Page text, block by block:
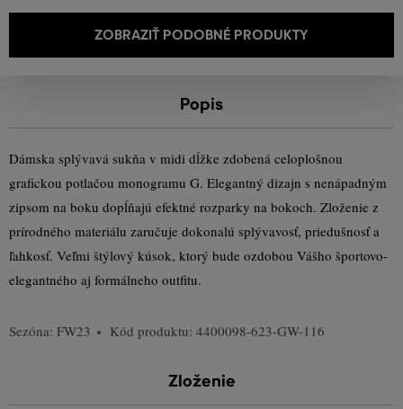
ZOBRAZIŤ PODOBNÉ PRODUKTY
Popis
Dámska splývavá sukňa v midi dĺžke zdobená celoplošnou
grafickou potlačou monogramu G. Elegantný dizajn s nenápadným
zipsom na boku dopĺňajú efektné rozparky na bokoch. Zloženie z
prírodného materiálu zaručuje dokonalú splývavosť, priedušnosť a
ľahkosť. Veľmi štýlový kúsok, ktorý bude ozdobou Vášho športovo-
elegantného aj formálneho outfitu.
Sezóna: FW23 Kód produktu: 4400098-623-GW-116
Zloženie